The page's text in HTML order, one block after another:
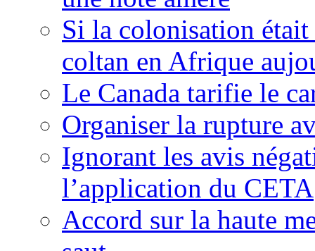
Si la colonisation
coltan en Afrique
Le Canada tarifie le
Organiser la rupture
Ignorant les avis
l’application du CETA
Accord sur la haute